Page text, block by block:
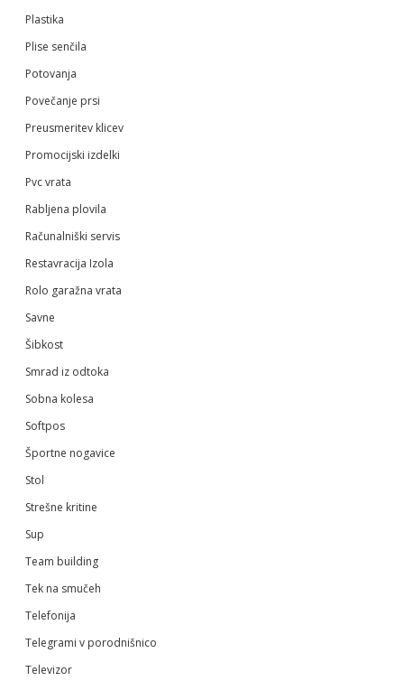
Plastika
Plise senčila
Potovanja
Povečanje prsi
Preusmeritev klicev
Promocijski izdelki
Pvc vrata
Rabljena plovila
Računalniški servis
Restavracija Izola
Rolo garažna vrata
Savne
Šibkost
Smrad iz odtoka
Sobna kolesa
Softpos
Športne nogavice
Stol
Strešne kritine
Sup
Team building
Tek na smučeh
Telefonija
Telegrami v porodnišnico
Televizor